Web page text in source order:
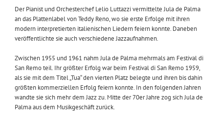
Der Pianist und Orchesterchef Lelio Luttazzi vermittelte Jula de Palma
an das Plattenlabel von Teddy Reno, wo sie erste Erfolge mit ihren
modern interpretierten italienischen Liedern feiern konnte. Daneben
veröffentlichte sie auch verschiedene Jazzaufnahmen.
Zwischen 1955 und 1961 nahm Jula de Palma mehrmals am Festival di
San Remo teil. Ihr größter Erfolg war beim Festival di San Remo 1959,
als sie mit dem Titel „Tua“ den vierten Platz belegte und ihren bis dahin
größten kommerziellen Erfolg feiern konnte. In den folgenden Jahren
wandte sie sich mehr dem Jazz zu. Mitte der 70er Jahre zog sich Jula de
Palma aus dem Musikgeschäft zurück.